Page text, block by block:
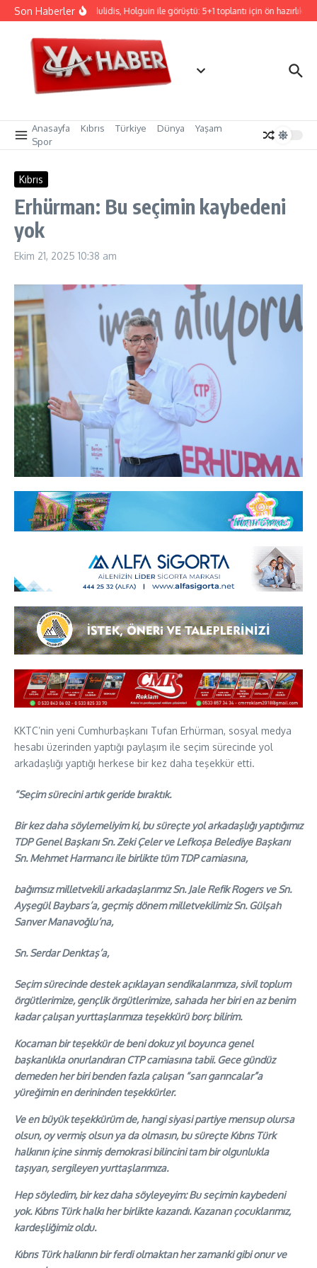
İçeriğe atla
Son HaberlerHristodulidis, Holguin ile görüştü: 5+1 toplantı için ön hazırlık
Anasayfa Kıbrıs Türkiye Dünya
Yaşam
Spor
Kıbrıs
Erhürman: Bu seçimin kaybedeni
yok
Ekim 21, 2025 10:38 am
KKTC’nin yeni Cumhurbaşkanı Tufan Erhürman, sosyal medya
hesabı üzerinden yaptığı paylaşım ile seçim sürecinde yol
arkadaşlığı yaptığı herkese bir kez daha teşekkür etti.
“Seçim sürecini artık geride bıraktık.
Bir kez daha söylemeliyim ki, bu süreçte yol arkadaşlığı yaptığımız
TDP Genel Başkanı Sn. Zeki Çeler ve Lefkoşa Belediye Başkanı
Sn. Mehmet Harmancı ile birlikte tüm TDP camiasına,
bağımsız milletvekili arkadaşlarımız Sn. Jale Refik Rogers ve Sn.
Ayşegül Baybars’a, geçmiş dönem milletvekilimiz Sn. Gülşah
Sanver Manavoğlu’na,
Sn. Serdar Denktaş’a,
Seçim sürecinde destek açıklayan sendikalarımıza, sivil toplum
örgütlerimize, gençlik örgütlerimize, sahada her biri en az benim
kadar çalışan yurttaşlarımıza teşekkürü borç bilirim.
Kocaman bir teşekkür de beni dokuz yıl boyunca genel
başkanlıkla onurlandıran CTP camiasına tabii. Gece gündüz
demeden her biri benden fazla çalışan “sarı garıncalar”a
yüreğimin en derininden teşekkürler.
Ve en büyük teşekkürüm de, hangi siyasi partiye mensup olursa
olsun, oy vermiş olsun ya da olmasın, bu süreçte Kıbrıs Türk
halkının içine sinmiş demokrasi bilincini tam bir olgunlukla
taşıyan, sergileyen yurttaşlarımıza.
Hep söyledim, bir kez daha söyleyeyim: Bu seçimin kaybedeni
yok. Kıbrıs Türk halkı her birlikte kazandı. Kazanan çocuklarımız,
kardeşliğimiz oldu.
Kıbrıs Türk halkının bir ferdi olmaktan her zamanki gibi onur ve